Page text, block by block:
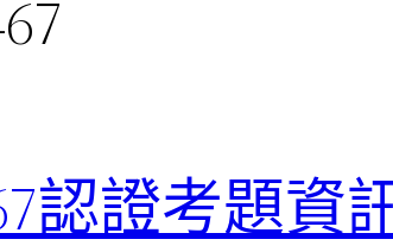
認證考題資